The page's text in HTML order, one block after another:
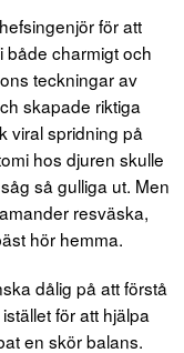
för att
både charmigt och
teckningar av
skapade riktiga
viral spridning på
hos djuren skulle
så gulliga ut. Men
resväska,
hör hemma.
dålig på att förstå
för att hjälpa
en skör balans.